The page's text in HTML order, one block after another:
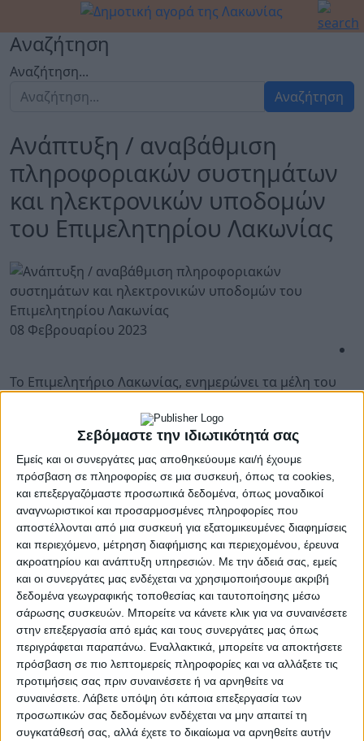
Σεβόμαστε την ιδιωτικότητά σας
Εμείς και οι συνεργάτες μας αποθηκεύουμε και/ή έχουμε
πρόσβαση σε πληροφορίες σε μια συσκευή, όπως τα cookies,
και επεξεργαζόμαστε προσωπικά δεδομένα, όπως μοναδικοί
αναγνωριστικοί και προσαρμοσμένες πληροφορίες που
αποστέλλονται από μια συσκευή για εξατομικευμένες διαφημίσεις
και περιεχόμενο, μέτρηση διαφήμισης και περιεχομένου, έρευνα
ακροατηρίου και ανάπτυξη υπηρεσιών. Με την άδειά σας, εμείς
και οι συνεργάτες μας ενδέχεται να χρησιμοποιήσουμε ακριβή
δεδομένα γεωγραφικής τοποθεσίας και ταυτοποίησης μέσω
σάρωσης συσκευών. Μπορείτε να κάνετε κλικ για να συναινέσετε
στην επεξεργασία από εμάς και τους συνεργάτες μας όπως
περιγράφεται παραπάνω. Εναλλακτικά, μπορείτε να αποκτήσετε
πρόσβαση σε πιο λεπτομερείς πληροφορίες και να αλλάξετε τις
προτιμήσεις σας πριν συναινέσετε ή να αρνηθείτε να
συναινέσετε. Λάβετε υπόψη ότι κάποια επεξεργασία των
προσωπικών σας δεδομένων ενδέχεται να μην απαιτεί τη
συγκατάθεσή σας, αλλά έχετε το δικαίωμα να αρνηθείτε αυτήν
Αναζήτηση
Αναζήτηση...
Αναζήτηση
Ανάπτυξη / αναβάθμιση
πληροφοριακών συστημάτων
και ηλεκτρονικών υποδομών
του Επιμελητηρίου Λακωνίας
08 Φεβρουαρίου 2023
Το Επιμελητήριο Λακωνίας, ενημερώνει τα μέλη του
ΠΛΗΡΟΦΟΡΙΚΗΣ ΑΕ, διοργανώνει την
Φεβρουαρίου 2023 στις 14:00, διαδικτυακή ημερίδα
με θέμα:
«Ανάπτυξη / αναβάθμιση πληροφοριακών
συστημάτων και ηλεκτρονικών υποδομών του
Επιμελητηρίου Λακωνίας»
Η ημερίδα διοργανώνεται στο πλαίσιο της
υλοποίησης του συγχρηματοδοτούμενου
έργου«Ανάπτυξη / αναβάθμιση πληροφοριακών
συστημάτων και ηλεκτρονικών υποδομών του
Επιμελητηρίου Λακωνίας»και έχει στόχο την
ενημέρωση και εξοικείωση των μελών του
Επιμελητηρίου με τις καινούργιες διαδικτυακές
εφαρμογές που το Επιμελητήριο προσφέρει πλέον στα
μέλη του.